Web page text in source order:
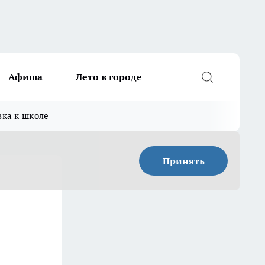
Афиша Лето в городе
к школе
Принять